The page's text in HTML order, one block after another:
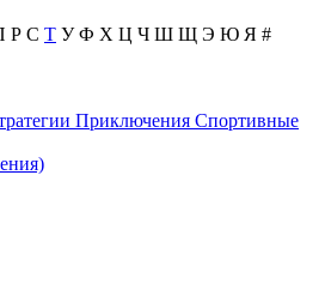
Р С Т У Ф Х Ц Ч Ш Щ Э Ю Я #
Приключения Спортивные